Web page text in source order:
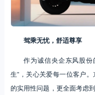
驾乘无忧，舒适尊享
作为诚信央企东风股
生”，关心关爱每一位客户
的实用性问题，更全面考虑